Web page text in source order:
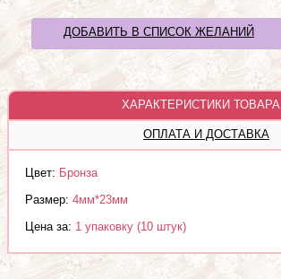
ДОБАВИТЬ В СПИСОК ЖЕЛАНИЙ
ХАРАКТЕРИСТИКИ ТОВАРА
ОПЛАТА И ДОСТАВКА
Цвет: Бронза
Размер: 4мм*23мм
Цена за: 1 упаковку (10 штук)